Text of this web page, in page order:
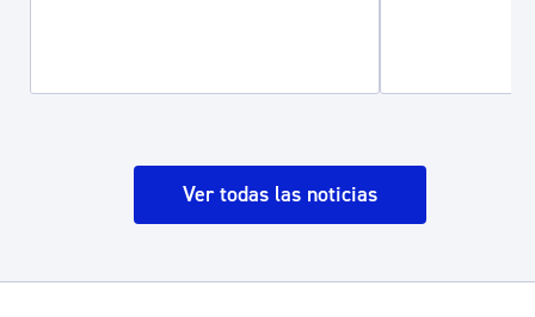
Ver todas las noticias